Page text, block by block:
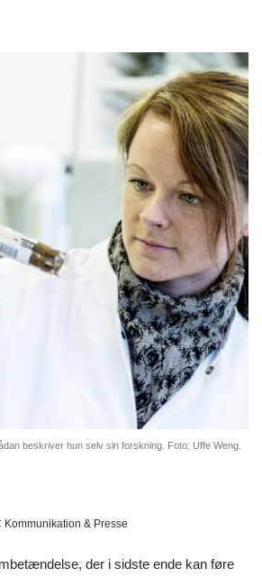
beskriver hun selv sin forskning. Foto: Uffe Weng.
& Presse
der i sidste ende kan føre